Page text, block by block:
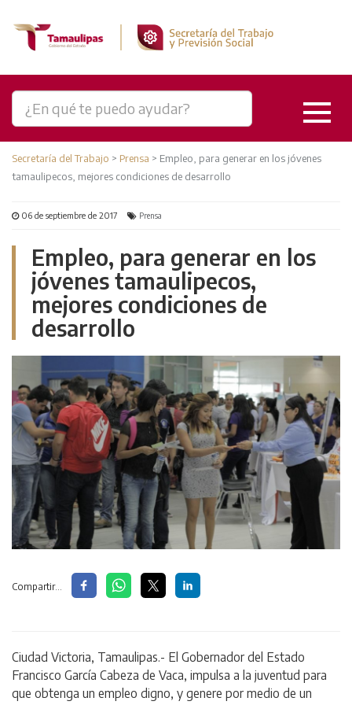
Secretaría del Trabajo > Prensa > Empleo, para generar en los jóvenes
tamaulipecos, mejores condiciones de desarrollo
06 de septiembre de 2017 Prensa
Empleo, para generar en los
jóvenes tamaulipecos,
mejores condiciones de
desarrollo
Compartir...
Ciudad Victoria, Tamaulipas.- El Gobernador del Estado
Francisco García Cabeza de Vaca, impulsa a la juventud para
que obtenga un empleo digno, y genere por medio de un